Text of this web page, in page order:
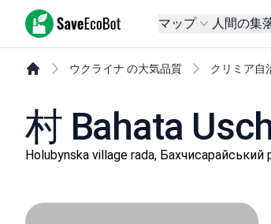
SaveEcoBot マップ 人間の集
ウクライナ の大気品質 クリミア自
村 Bahata
Holubynska village rada,